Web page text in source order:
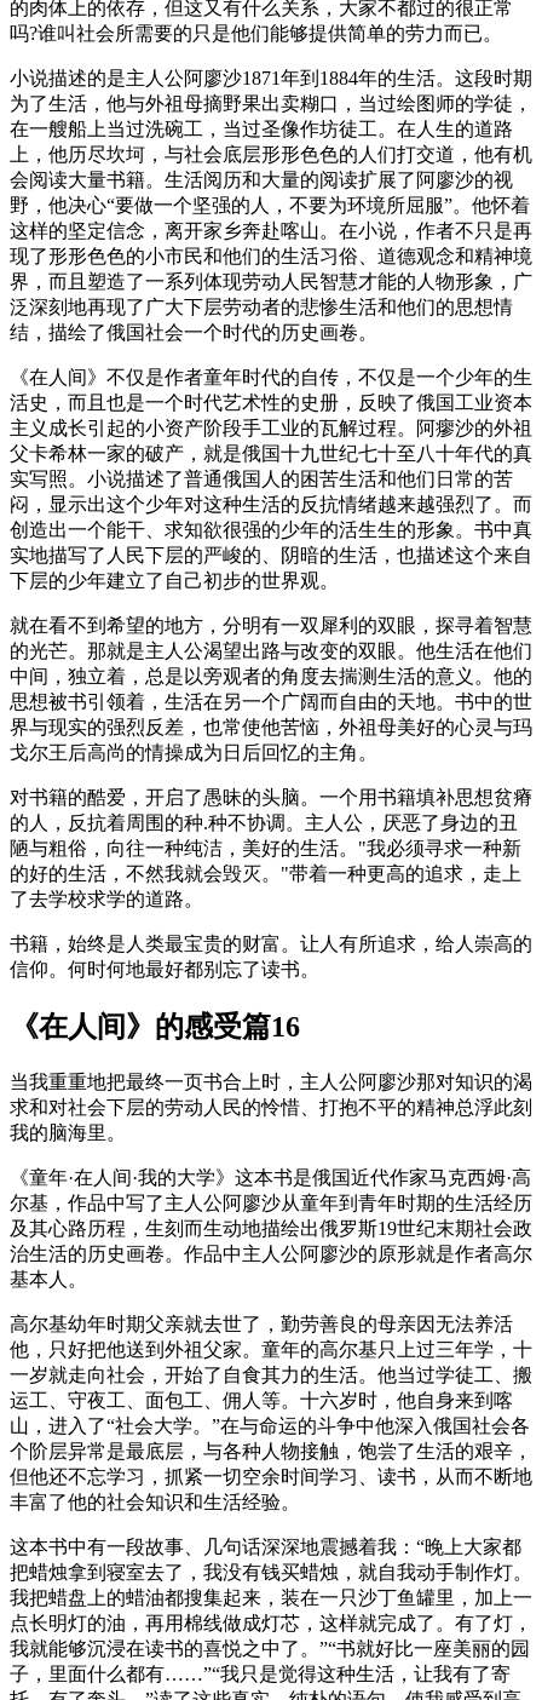
的肉体上的依存，但这又有什么关系，大家不都过的很正常
吗?谁叫社会所需要的只是他们能够提供简单的劳力而已。
小说描述的是主人公阿廖沙1871年到1884年的生活。这段时期
为了生活，他与外祖母摘野果出卖糊口，当过绘图师的学徒，
在一艘船上当过洗碗工，当过圣像作坊徒工。在人生的道路
上，他历尽坎坷，与社会底层形形色色的人们打交道，他有机
会阅读大量书籍。生活阅历和大量的阅读扩展了阿廖沙的视
野，他决心“要做一个坚强的人，不要为环境所屈服”。他怀着
这样的坚定信念，离开家乡奔赴喀山。在小说，作者不只是再
现了形形色色的小市民和他们的生活习俗、道德观念和精神境
界，而且塑造了一系列体现劳动人民智慧才能的人物形象，广
泛深刻地再现了广大下层劳动者的悲惨生活和他们的思想情
结，描绘了俄国社会一个时代的历史画卷。
《在人间》不仅是作者童年时代的自传，不仅是一个少年的生
活史，而且也是一个时代艺术性的史册，反映了俄国工业资本
主义成长引起的小资产阶段手工业的瓦解过程。阿瘳沙的外祖
父卡希林一家的破产，就是俄国十九世纪七十至八十年代的真
实写照。小说描述了普通俄国人的困苦生活和他们日常的苦
闷，显示出这个少年对这种生活的反抗情绪越来越强烈了。而
创造出一个能干、求知欲很强的少年的活生生的形象。书中真
实地描写了人民下层的严峻的、阴暗的生活，也描述这个来自
下层的少年建立了自己初步的世界观。
就在看不到希望的地方，分明有一双犀利的双眼，探寻着智慧
的光芒。那就是主人公渴望出路与改变的双眼。他生活在他们
中间，独立着，总是以旁观者的角度去揣测生活的意义。他的
思想被书引领着，生活在另一个广阔而自由的天地。书中的世
界与现实的强烈反差，也常使他苦恼，外祖母美好的心灵与玛
戈尔王后高尚的情操成为日后回忆的主角。
对书籍的酷爱，开启了愚昧的头脑。一个用书籍填补思想贫瘠
的人，反抗着周围的种.种不协调。主人公，厌恶了身边的丑
陋与粗俗，向往一种纯洁，美好的生活。"我必须寻求一种新
的好的生活，不然我就会毁灭。"带着一种更高的追求，走上
了去学校求学的道路。
书籍，始终是人类最宝贵的财富。让人有所追求，给人崇高的
信仰。何时何地最好都别忘了读书。
《在人间》的感受篇16
当我重重地把最终一页书合上时，主人公阿廖沙那对知识的渴
求和对社会下层的劳动人民的怜惜、打抱不平的精神总浮此刻
我的脑海里。
《童年·在人间·我的大学》这本书是俄国近代作家马克西姆·高
尔基，作品中写了主人公阿廖沙从童年到青年时期的生活经历
及其心路历程，生刻而生动地描绘出俄罗斯19世纪末期社会政
治生活的历史画卷。作品中主人公阿廖沙的原形就是作者高尔
基本人。
高尔基幼年时期父亲就去世了，勤劳善良的母亲因无法养活
他，只好把他送到外祖父家。童年的高尔基只上过三年学，十
一岁就走向社会，开始了自食其力的生活。他当过学徒工、搬
运工、守夜工、面包工、佣人等。十六岁时，他自身来到喀
山，进入了“社会大学。”在与命运的斗争中他深入俄国社会各
个阶层异常是最底层，与各种人物接触，饱尝了生活的艰辛，
但他还不忘学习，抓紧一切空余时间学习、读书，从而不断地
丰富了他的社会知识和生活经验。
这本书中有一段故事、几句话深深地震撼着我：“晚上大家都
把蜡烛拿到寝室去了，我没有钱买蜡烛，就自我动手制作灯。
我把蜡盘上的蜡油都搜集起来，装在一只沙丁鱼罐里，加上一
点长明灯的油，再用棉线做成灯芯，这样就完成了。有了灯，
我就能够沉浸在读书的喜悦之中了。”“书就好比一座美丽的园
子，里面什么都有……”“我只是觉得这种生活，让我有了寄